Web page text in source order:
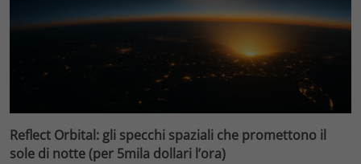
Reflect Orbital: gli specchi spaziali che promettono il
sole di notte (per 5mila dollari l’ora)